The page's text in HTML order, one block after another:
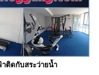
ติดกับสระว่ายน้ำ